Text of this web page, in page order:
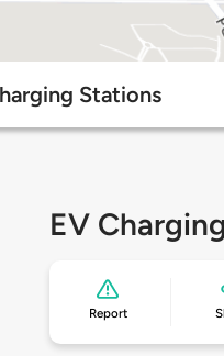
Stations
EV
Report